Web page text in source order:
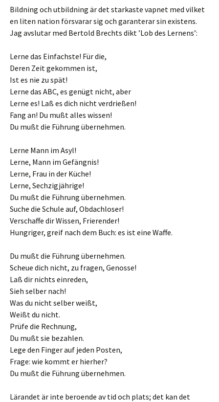
Bildning och utbildning är det starkaste vapnet med vilket
en liten nation försvarar sig och garanterar sin existens.
Jag avslutar med Bertold Brechts dikt ’Lob des Lernens’:
Lerne das Einfachste! Für die,
Deren Zeit gekommen ist,
Ist es nie zu spät!
Lerne das ABC, es genügt nicht, aber
Lerne es! Laß es dich nicht verdrießen!
Fang an! Du mußt alles wissen!
Du mußt die Führung übernehmen.
Lerne Mann im Asyl!
Lerne, Mann im Gefängnis!
Lerne, Frau in der Küche!
Lerne, Sechzigjährige!
Du mußt die Führung übernehmen.
Suche die Schule auf, Obdachloser!
Verschaffe dir Wissen, Frierender!
Hungriger, greif nach dem Buch: es ist eine Waffe.
Du mußt die Führung übernehmen.
Scheue dich nicht, zu fragen, Genosse!
Laß dir nichts einreden,
Sieh selber nach!
Was du nicht selber weißt,
Weißt du nicht.
Prüfe die Rechnung,
Du mußt sie bezahlen.
Lege den Finger auf jeden Posten,
Frage: wie kommt er hierher?
Du mußt die Führung übernehmen.
Lärandet är inte beroende av tid och plats; det kan det